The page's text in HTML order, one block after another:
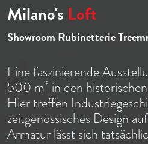
Milano's Loft
Showroom Rubinetterie
Eine faszinierende
500 m² in den
Hier treffen
zeitgenössisches Design
Armatur lässt sich